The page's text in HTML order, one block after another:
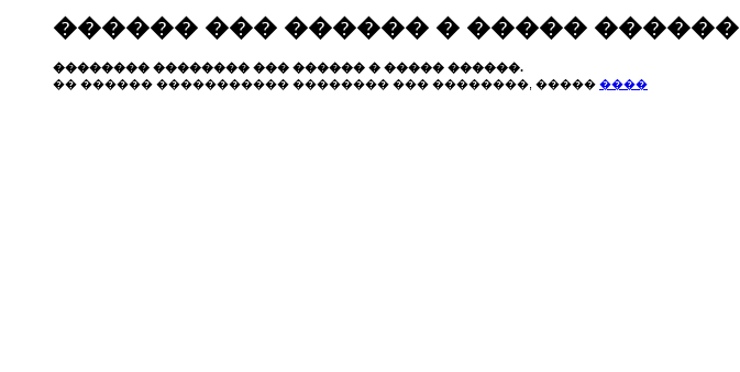
������ ��� ������ � ����� ������
�������� �������� ��� ������ � ����� ������.
�� ������ ����������� �������� ��� ��������, ����� ����